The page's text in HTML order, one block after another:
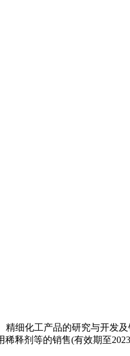
细化工产品的研究与开发
释剂等的销售(有效期至